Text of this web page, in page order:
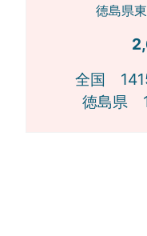
徳島県
全国
徳島県